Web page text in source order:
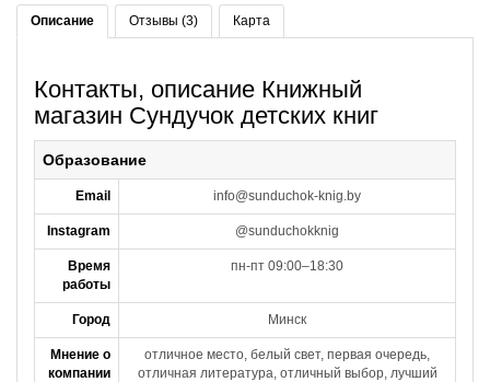
Описание Отзывы (3) Карта
Контакты, описание Книжный
магазин Сундучок детских книг
Образование
Email info@sunduchok-knig.by
Instagram @sunduchokknig
Время
работы
пн-пт 09:00–18:30
Город Минск
Мнение о
компании
отличное место, белый свет, первая очередь,
отличная литература, отличный выбор, лучший